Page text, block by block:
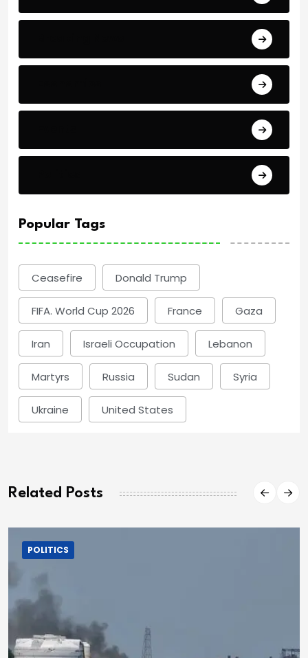
Popular Tags
Ceasefire Donald Trump
FIFA. World Cup 2026 France Gaza
Iran Israeli Occupation Lebanon
Martyrs Russia Sudan Syria
Ukraine United States
Related Posts
POLITICS